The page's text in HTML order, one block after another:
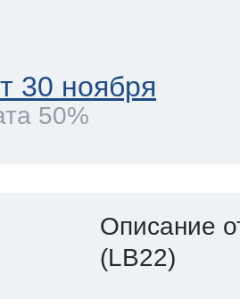
30 ноября
50%
Описание
(LB22)